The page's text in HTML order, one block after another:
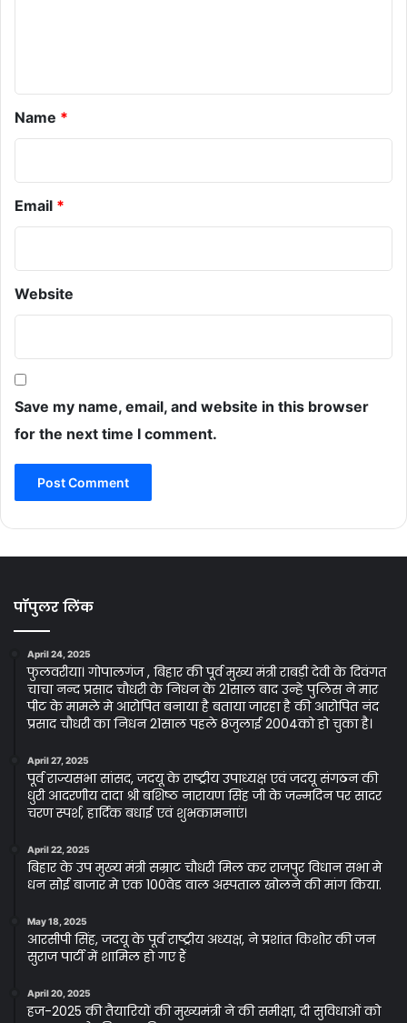
Name *
Email *
Website
Save my name, email, and website in this browser
for the next time I comment.
पॉपुलर लिंक
April 24, 2025
फुलवरीया। गोपालगंज , बिहार की पूर्व मुख्य मंत्री राबड़ी देवी के दिवंगत
चाचा नन्द प्रसाद चौधरी के निधन के 21साल बाद उन्हे पुलिस ने मार
पीट के मामले मे आरोपित बनाया है बताया जारहा है की आरोपित नंद
प्रसाद चौधरी का निधन 21साल पहले 8जुलाई 2004को हो चुका है।
April 27, 2025
पूर्व राज्यसभा सांसद, जदयू के राष्ट्रीय उपाध्यक्ष एवं जदयू संगठन की
धुरी आदरणीय दादा श्री बशिष्ठ नारायण सिंह जी के जन्मदिन पर सादर
चरण स्पर्श, हार्दिक बधाई एवं शुभकामनाएं।
April 22, 2025
बिहार के उप मुख्य मंत्री सम्राट चौधरी मिल कर राजपुर विधान सभा मे
धन सोई बाजार मे एक 100वेड वाल अस्पताल खोलने की मांग किया.
May 18, 2025
आरसीपी सिंह, जदयू के पूर्व राष्ट्रीय अध्यक्ष, ने प्रशांत किशोर की जन
सुराज पार्टी में शामिल हो गए हैं
April 20, 2025
हज-2025 की तैयारियों की मुख्यमंत्री ने की समीक्षा, दी सुविधाओं को